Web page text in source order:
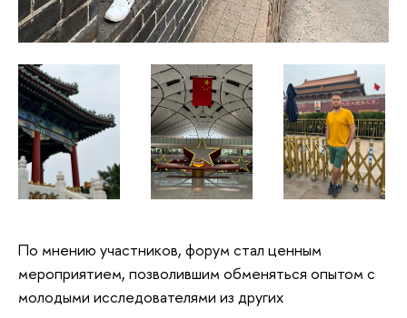
По мнению участников, форум стал ценным
мероприятием, позволившим обменяться опытом с
молодыми исследователями из других